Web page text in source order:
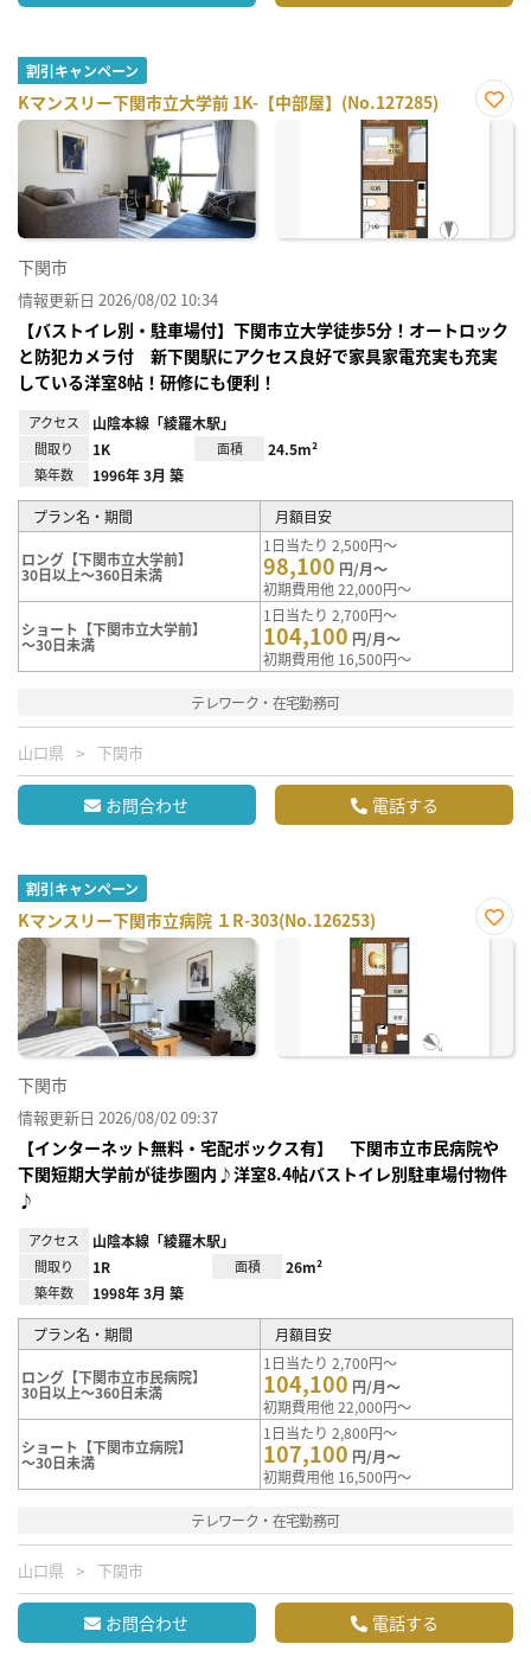
割引キャンペーン
Kマンスリー下関市立大学前 1K-【中部屋】(No.127285)
お気
下関市
情報更新日 2026/08/02 10:34
【バストイレ別・駐車場付】下関市立大学徒歩5分！オートロック
と防犯カメラ付 新下関駅にアクセス良好で家具家電充実も充実
している洋室8帖！研修にも便利！
アクセス 山陰本線「綾羅木駅」
間取り 1K 面積 24.5m²
築年数 1996年 3月 築
プラン名・期間 月額目安
ロング【下関市立大学前】
30日以上～360日未満
1日当たり 2,500円～
98,100 円/月～
初期費用他 22,000円～
ショート【下関市立大学前】
～30日未満
1日当たり 2,700円～
104,100 円/月～
初期費用他 16,500円～
テレワーク・在宅勤務可
山口県 下関市
お問合わせ 電話する
割引キャンペーン
Kマンスリー下関市立病院 １R-303(No.126253)
お気
下関市
情報更新日 2026/08/02 09:37
【インターネット無料・宅配ボックス有】 下関市立市民病院や
下関短期大学前が徒歩圏内♪洋室8.4帖バストイレ別駐車場付物件
♪
アクセス 山陰本線「綾羅木駅」
間取り 1R 面積 26m²
築年数 1998年 3月 築
プラン名・期間 月額目安
ロング【下関市立市民病院】
30日以上～360日未満
1日当たり 2,700円～
104,100 円/月～
初期費用他 22,000円～
ショート【下関市立病院】
～30日未満
1日当たり 2,800円～
107,100 円/月～
初期費用他 16,500円～
テレワーク・在宅勤務可
山口県 下関市
お問合わせ 電話する